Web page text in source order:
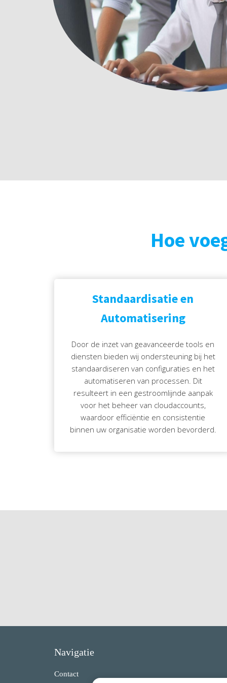
Hoe
Standaardisatie en
Automatisering
Door de inzet van geavanceerde tools en
diensten bieden wij ondersteuning bij het
standaardiseren van configuraties en het
automatiseren van processen. Dit
resulteert in een gestroomlijnde aanpak
voor het beheer van cloudaccounts,
waardoor efficiëntie en consistentie
binnen uw organisatie worden bevorderd.
Navigatie
Contact